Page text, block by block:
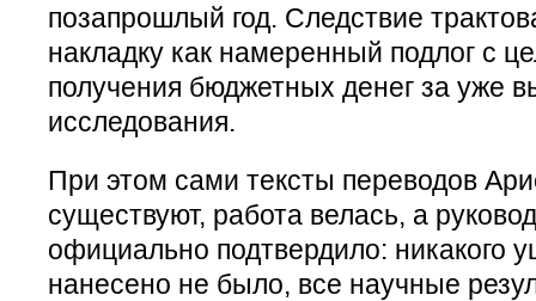
позапрошлый год. Следствие
накладку как намеренный подлог с
получения бюджетных денег за уже
исследования.
При этом сами тексты переводов
существуют, работа велась, а
официально подтвердило: никакого
нанесено не было, все научные